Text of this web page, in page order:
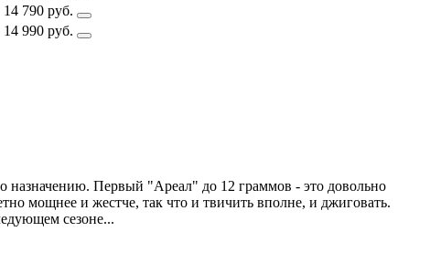
14 790 руб.
14 990 руб.
назначению. Первый "Ареал" до 12 граммов - это довольно
мощнее и жестче, так что и твичить вполне, и джиговать.
сезоне...